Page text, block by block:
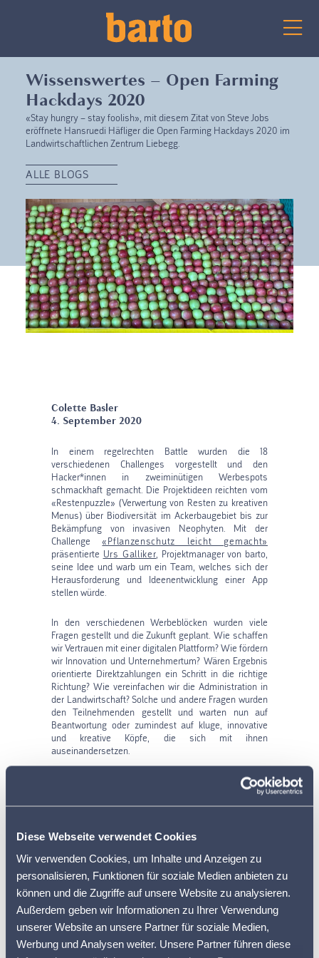
Diese Webseite verwendet Cookies
Wir verwenden Cookies, um Inhalte und Anzeigen zu
personalisieren, Funktionen für soziale Medien anbieten zu
können und die Zugriffe auf unsere Website zu analysieren.
Außerdem geben wir Informationen zu Ihrer Verwendung
unserer Website an unsere Partner für soziale Medien,
Werbung und Analysen weiter. Unsere Partner führen diese
Wissenswertes – Open Farming
Hackdays 2020
«Stay hungry – stay foolish», mit diesem Zitat von Steve Jobs
eröffnete Hansruedi Häfliger die Open Farming Hackdays 2020 im
Landwirtschaftlichen Zentrum Liebegg.
ALLE BLOGS
Colette Basler
4. September 2020
In einem regelrechten Battle wurden die 18
verschiedenen Challenges vorgestellt und den
Hacker*innen in zweiminütigen Werbespots
schmackhaft gemacht. Die Projektideen reichten vom
«Restenpuzzle» (Verwertung von Resten zu kreativen
Menus) über Biodiversität im Ackerbaugebiet bis zur
Bekämpfung von invasiven Neophyten. Mit der
Challenge«Pflanzenschutz leicht gemacht»
präsentierte Urs Galliker, Projektmanager von barto,
seine Idee und warb um ein Team, welches sich der
Herausforderung und Ideenentwicklung einer App
stellen würde.
In den verschiedenen Werbeblöcken wurden viele
Fragen gestellt und die Zukunft geplant. Wie schaffen
wir Vertrauen mit einer digitalen Plattform? Wie fördern
wir Innovation und Unternehmertum? Wären Ergebnis
orientierte Direktzahlungen ein Schritt in die richtige
Richtung? Wie vereinfachen wir die Administration in
der Landwirtschaft? Solche und andere Fragen wurden
den Teilnehmenden gestellt und warten nun auf
Beantwortung oder zumindest auf kluge, innovative
und kreative Köpfe, die sich mit ihnen
auseinandersetzen.